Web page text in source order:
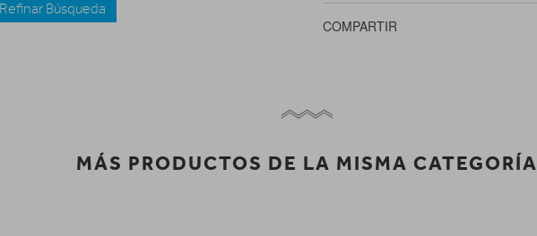
Refinar Búsqueda
COMPARTIR
MÁS PRODUCTOS DE LA MISMA CATEGORÍA